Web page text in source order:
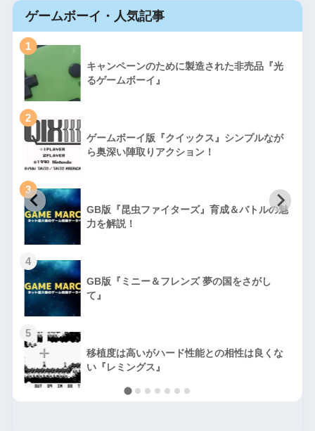
ゲームボーイ・人気記事
1
キャンペーンのために製造された非売品『光
るゲームボーイ』
2
ゲームボーイ版『クイックス』シンプルなが
ら奥深い陣取りアクション！
3
GB版『昆虫ファイターズ』育成＆バトルの魅
力を解説！
4
GB版『ミニー＆フレンズ 夢の国をさがし
て』
5
移植度は高いがハード性能との相性は良くな
い『レミングス』